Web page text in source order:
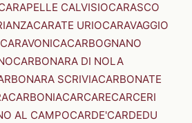
CALVISIOCARASCO
CARATE URIOCARAVAGGIO
CARAVONICACARBOGNANO
CARBONARA DI NOLA
SCRIVIACARBONATE
CARBONIACARCARECARCERI
AL CAMPOCARDE'CARDEDU